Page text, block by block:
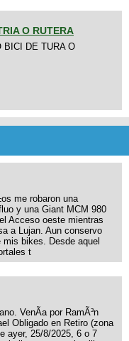
O RUTERA
BICI DE TURA O
me robaron una
y una Giant MCM 980
Acceso oeste mientras
a Lujan. Aun conservo
bikes. Desde aquel
t
VenÃ­a por RamÃ³n
Obligado en Retiro (zona
ayer, 25/8/2025, 6 o 7